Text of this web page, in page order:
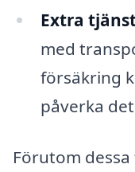
Extra
med
försäkring
påverka
Förutom